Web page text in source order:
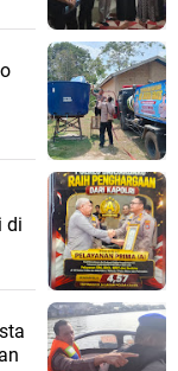
di